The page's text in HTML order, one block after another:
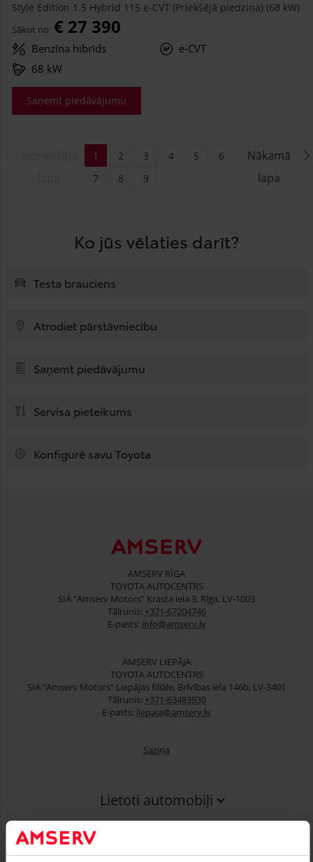
Style Edition 1.5 Hybrid 115 e-CVT (Priekšējā piedziņa) (68 kW)
Sākot no € 27 390
Benzīna hibrīds
e-CVT
68 kW
Saņemt piedāvājumu
Nākamā
lapa
1 2 3 4 5
6
7
8 9
Ko jūs vēlaties darīt?
Testa brauciens
Atrodiet pārstāvniecību
Saņemt piedāvājumu
Servisa pieteikums
Konfigurē savu Toyota
AMSERV RĪGA
TOYOTA AUTOCENTRS
SIA “Amserv Motors” Krasta iela 3, Rīga, LV-1003
Tālrunis: +371-67204746
E-pasts: info@amserv.lv
AMSERV LIEPĀJA
TOYOTA AUTOCENTRS
SIA “Amserv Motors” Liepājas filiāle, Brīvības iela 146b, LV-3401
Tālrunis: +371-63483930
E-pasts: liepaja@amserv.lv
Saziņa
Lietoti automobiļi
Serviss